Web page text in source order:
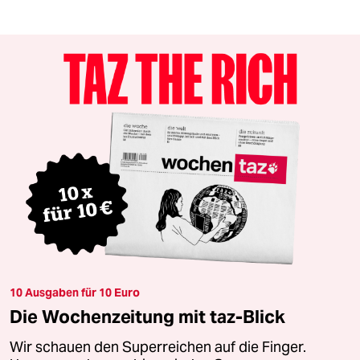
10 Ausgaben für 10 Euro
Die Wochenzeitung mit taz-Blick
Wir schauen den Superreichen auf die Finger.